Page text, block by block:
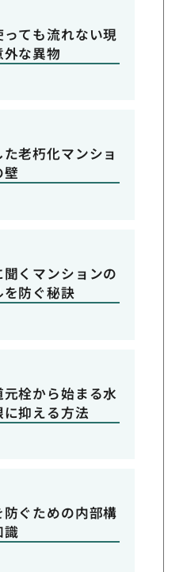
ても流れない現
な異物
老朽化マンショ
壁
くマンションの
防ぐ秘訣
栓から始まる水
抑える方法
防ぐための内部構
識